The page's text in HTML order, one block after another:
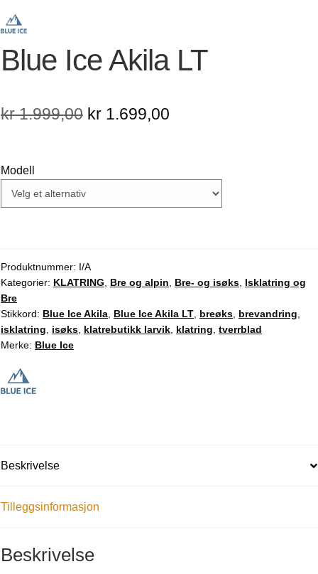
Blue Ice Akila LT
kr1.999,00 Opprinnelig
kr 1.699,00
kr 1.699,00.
Modell
Produktnummer: I/A
Kategorier: KLATRING, Bre og alpin, Bre- og isøks, Isklatring og
Bre
Stikkord: Blue Ice Akila, Blue Ice Akila LT, breøks, brevandring,
isklatring, isøks, klatrebutikk larvik, klatring, tverrblad
Merke: Blue Ice
Beskrivelse
Tilleggsinformasjon
Beskrivelse